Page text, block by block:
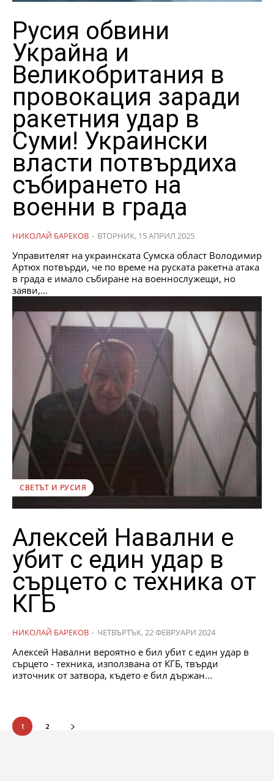
Русия обвини
Украйна и
Великобритания в
провокация заради
ракетния удар в
Суми! Украински
власти потвърдиха
събирането на
военни в града
НИКОЛАЙ БАРЕКОВ - ВТОРНИК, 15 АПРИЛ 2025
Управителят на украинската Сумска област Володимир
Артюх потвърди, че по време на руската ракетна атака
в града е имало събиране на военнослужещи, но
заяви,...
СВЕТЪТ И РУСИЯ
Алексей Навални е
убит с един удар в
сърцето с техника от
КГБ
НИКОЛАЙ БАРЕКОВ - ЧЕТВЪРТЪК, 22 ФЕВРУАРИ 2024
Алексей Навални вероятно е бил убит с един удар в
сърцето - техника, използвана от КГБ, твърди
източник от затвора, където е бил държан...
1 2